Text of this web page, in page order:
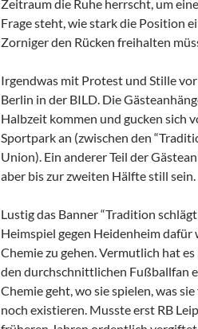
Zeitraum die Ruhe herrscht, um
Frage steht, wie stark die Position
Zorniger den Rücken freihalten
Irgendwas mit Protest und Stille
Berlin in der BILD. Die
Halbzeit kommen und gucken sich
Sportpark an (zwischen den
Union). Ein anderer Teil der
aber bis zur zweiten Hälfte still sein.
Lustig das Banner “Tradition
Heimspiel gegen Heidenheim dafür
Chemie zu gehen. Vermutlich hat
den durchschnittlichen Fußballfan
Chemie geht, wo sie spielen, was
noch existieren. Musste erst RB